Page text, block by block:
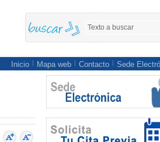
Inicio Mapa web Contacto Sede